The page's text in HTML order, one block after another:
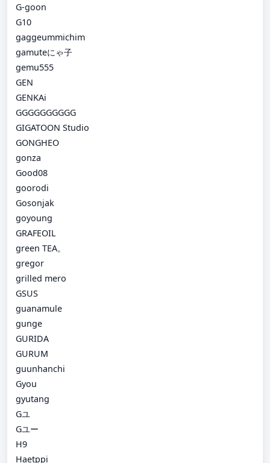
G-goon
G10
gaggeummichim
gamuteにゃ子
gemu555
GEN
GENKAi
GGGGGGGGGG
GIGATOON Studio
GONGHEO
gonza
Good08
goorodi
Gosonjak
goyoung
GRAFEOIL
green TEA。
gregor
grilled mero
GSUS
guanamule
gunge
GURIDA
GURUM
guunhanchi
Gyou
gyutang
Gユ
Gユー
H9
Haetppi